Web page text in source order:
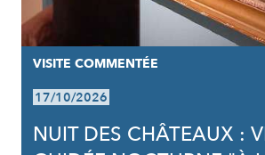
VISITE COMMENTÉE
17/10/2026
NUIT DES CHÂTEAUX :